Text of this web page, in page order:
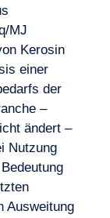
MJ
Kerosin
einer
der
–
ändert –
Nutzung
Ausweitung